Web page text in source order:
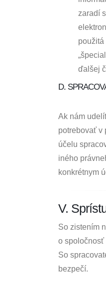
zaradí
použitá
ďalšej
D.
Ak nám
potrebovať v
účelu
iného
konkrétnym
V.
So zistením
o spoločnosť
So
bezpečí.